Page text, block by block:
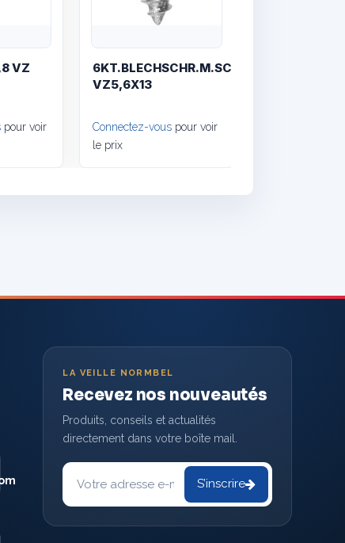
VZ
pour voir
6KT.BLECHSCHR.M.SCH.GELB-
VZ5,6X13
Connectez-vous pour voir
le prix
LA VEILLE NORMBEL
Recevez nos nouveautés
Produits, conseils et actualités
directement dans votre boîte mail.
Votre
adresse
mail
S’inscrire